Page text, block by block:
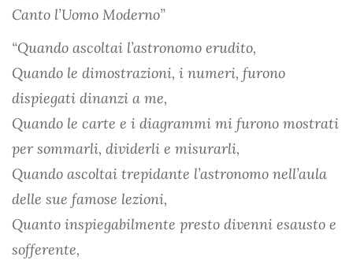
Canto l’Uomo Moderno”
“Quando ascoltai l’astronomo erudito,
Quando le dimostrazioni, i numeri, furono
dispiegati dinanzi a me,
Quando le carte e i diagrammi mi furono mostrati
per sommarli, dividerli e misurarli,
Quando ascoltai trepidante l’astronomo nell’aula
delle sue famose lezioni,
Quanto inspiegabilmente presto divenni esausto e
sofferente,